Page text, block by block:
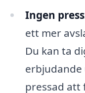
Ingen
ett mer
Du kan ta
pressad att